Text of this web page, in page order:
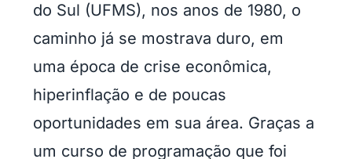
do Sul (UFMS), nos anos de 1980, o
caminho já se mostrava duro, em
uma época de crise econômica,
hiperinflação e de poucas
oportunidades em sua área. Graças a
um curso de programação que foi